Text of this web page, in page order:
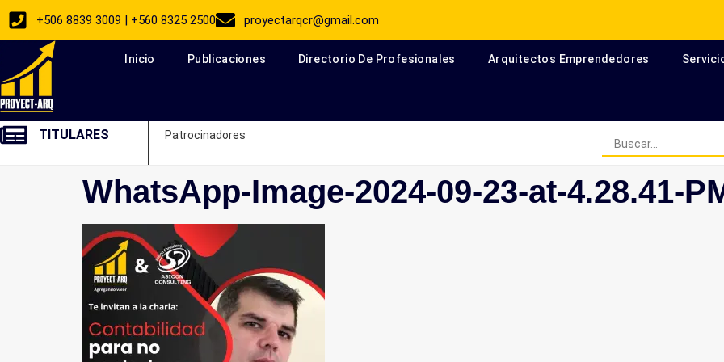
+506 8839 3009 | +560 8325 2500 proyectarqcr@gmail.com
Inicio Publicaciones Directorio De Profesionales Arquitectos Emprendedores
TITULARES Patrocinadores
WhatsApp-Image-2024-09-23-at-4.28.41-